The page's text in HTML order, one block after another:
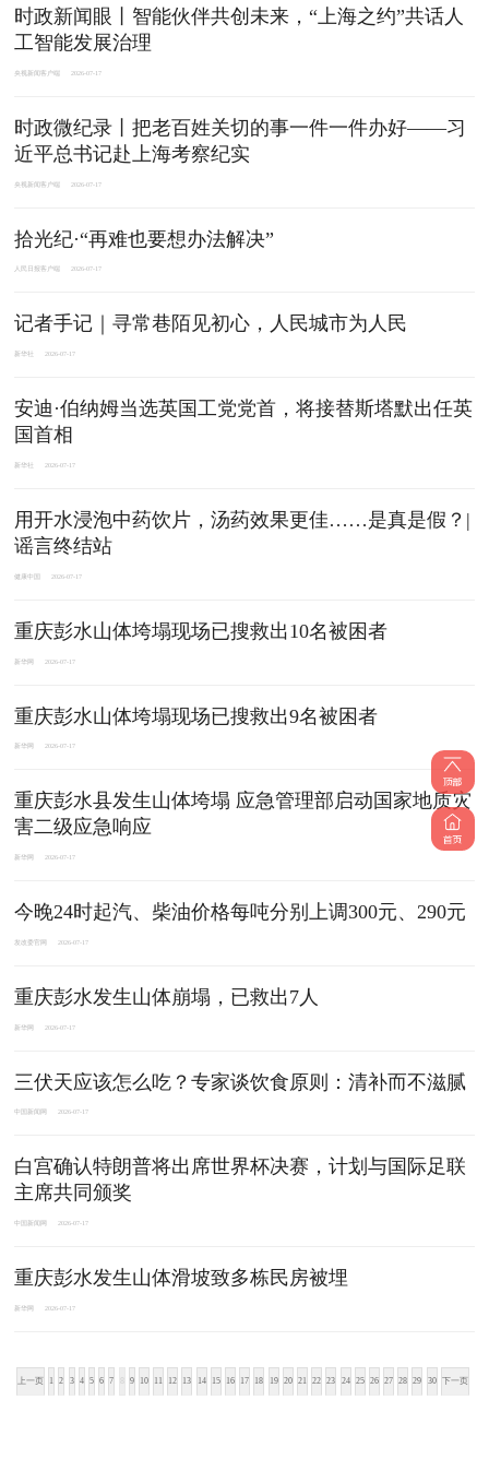
时政新闻眼丨智能伙伴共创未来，“上海之约”共话人
工智能发展治理
央视新闻客户端 2026-07-17
时政微纪录丨把老百姓关切的事一件一件办好——习
近平总书记赴上海考察纪实
央视新闻客户端 2026-07-17
拾光纪·“再难也要想办法解决”
人民日报客户端 2026-07-17
记者手记｜寻常巷陌见初心，人民城市为人民
新华社 2026-07-17
安迪·伯纳姆当选英国工党党首，将接替斯塔默出任英
国首相
新华社 2026-07-17
用开水浸泡中药饮片，汤药效果更佳……是真是假？|
谣言终结站
健康中国 2026-07-17
重庆彭水山体垮塌现场已搜救出10名被困者
新华网 2026-07-17
重庆彭水山体垮塌现场已搜救出9名被困者
新华网 2026-07-17
重庆彭水县发生山体垮塌 应急管理部启动国家地质灾
害二级应急响应
新华网 2026-07-17
今晚24时起汽、柴油价格每吨分别上调300元、290元
发改委官网 2026-07-17
重庆彭水发生山体崩塌，已救出7人
新华网 2026-07-17
三伏天应该怎么吃？专家谈饮食原则：清补而不滋腻
中国新闻网 2026-07-17
白宫确认特朗普将出席世界杯决赛，计划与国际足联
主席共同颁奖
中国新闻网 2026-07-17
重庆彭水发生山体滑坡致多栋民房被埋
新华网 2026-07-17
上一页 1 2 3 4 5 6 7 9 10 11 12 13 14 15 16 17 18 19 20 21 22 23 24 25 26 27 28 29 30 下一页